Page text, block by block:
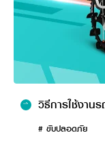
2.ใช้รอบเครื่องต่ำเท่า
3.ใช้เกียร์ต่ำเท่านั้น (
4.เหยียบล็อคกันฟรีใ
5.ตั้งพวงมาลัยให้ตร
6.ค่อยๆปล่อยคลัตซ์
คำเตือนขณะที่เหยียบล็
หากมีการบิดเลี้ยว จะ
เสื้อเพลาล้อ เป็นต้น
วิธีการใช้งาน
# ขับปลอดภัย